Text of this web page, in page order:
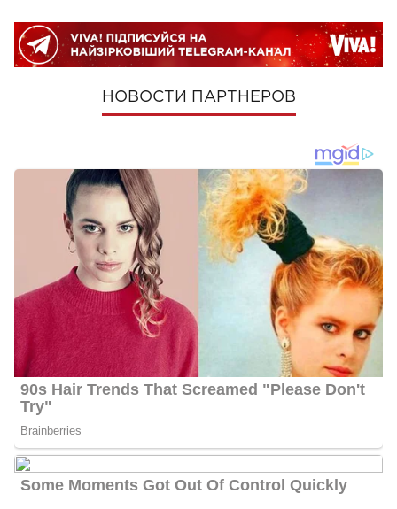
НОВОСТИ ПАРТНЕРОВ